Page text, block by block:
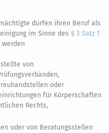
dürfen ihren Beruf als
im Sinne des § 3 Satz 1
von
oder
für Körperschaften
Rechts,
oder von Beratungsstellen